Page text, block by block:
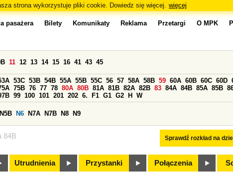
strona wykorzystuje pliki cookie. Dowiedz się więcej. więcej
84B
pasażera Bilety Komunikaty Reklama Przetargi O MPK
Sprawdź rozkład na
11 12 13 14 15 16 41 43 45
53C 53B 54B 55A 55B 55C 56 57 58A 58B 59 60A 60B 60C 60D
75B 76 77 78 80A 80B 81A 81B 82A 82B 83 84A 84B 85A 85B
99 100 101 201 202 6. F1 G1 G2 H W
N5B N6 N7A N7B N8 N9
Utrudnienia Przystanki Połączenia